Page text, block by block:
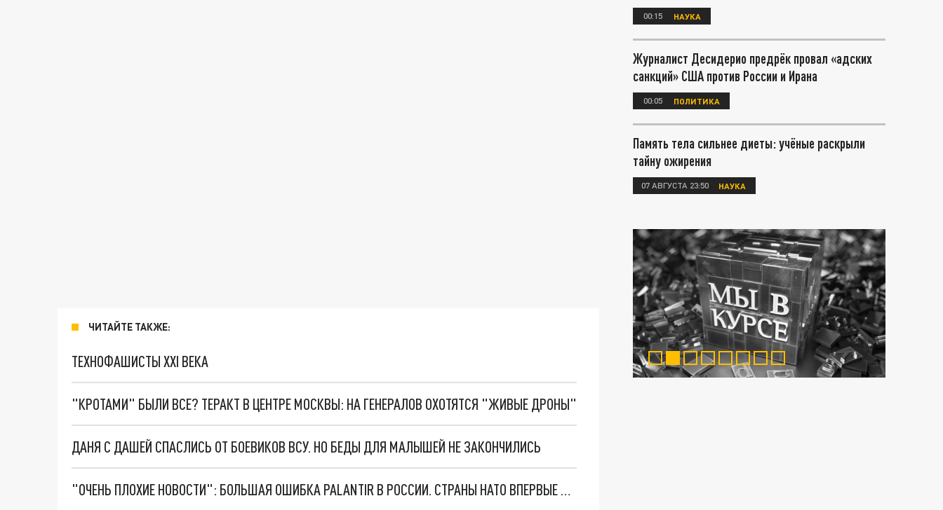
ЧИТАЙТЕ ТАКЖЕ:
ТЕХНОФАШИСТЫ XXI ВЕКА
"КРОТАМИ" БЫЛИ ВСЕ? ТЕРАКТ В ЦЕНТРЕ МОСКВЫ: НА ГЕНЕРАЛОВ ОХОТЯТСЯ "ЖИВЫЕ ДРОНЫ"
ДАНЯ С ДАШЕЙ СПАСЛИСЬ ОТ БОЕВИКОВ ВСУ. НО БЕДЫ ДЛЯ МАЛЫШЕЙ НЕ ЗАКОНЧИЛИСЬ
"ОЧЕНЬ ПЛОХИЕ НОВОСТИ": БОЛЬШАЯ ОШИБКА PALANTIR В РОССИИ. СТРАНЫ НАТО ВПЕРВЫЕ ЗА СВО ОСТАНОВИЛИ ПОСТАВКИ ОРУЖИЯ. ВСУ ТЕРЯЮТ ПРИГРАНИЧЬЕ?
00:15 НАУКА
Журналист Десидерио предрёк провал «адских
санкций» США против России и Ирана
00:05 ПОЛИТИКА
Память тела сильнее диеты: учёные раскрыли
тайну ожирения
07 АВГУСТА 23:50 НАУКА